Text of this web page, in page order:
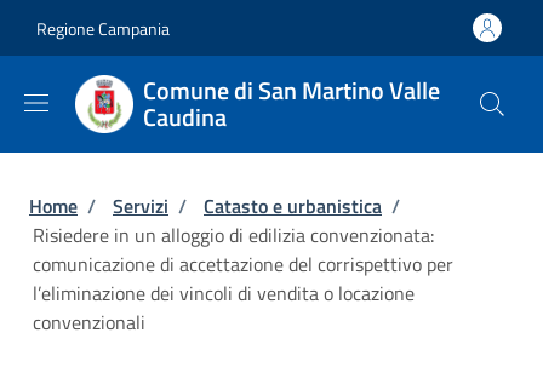
Regione Campania
Comune di San Martino Valle
Caudina
Briciole di pane
Home / Servizi / Catasto e urbanistica /
Risiedere in un alloggio di edilizia convenzionata:
comunicazione di accettazione del corrispettivo per
l’eliminazione dei vincoli di vendita o locazione
convenzionali